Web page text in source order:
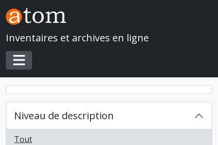
Skip to main content
Inventaires et archives en ligne
Toggle navigation
Niveau de description
Tout